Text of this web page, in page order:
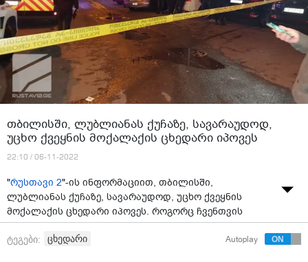
თბილისში, ლუბლიანას ქუჩაზე, სავარაუდოდ,
უცხო ქვეყნის მოქალაქის ცხედარი იპოვეს
22:10 / 06-11-2022
"რუსთავი 2"-ის ინფორმაციით, თბილისში,
ლუბლიანას ქუჩაზე, სავარაუდოდ, უცხო ქვეყნის
მოქალაქის ცხედარი იპოვეს. როგორც ჩვენთვის
ხდება ცნობილი, გარდაცვალება, სავარაუდოდ,
ნარკოტიკული ნივთიერების ზედოზირებამ გამოიწვია.
ტეგები: ცხედარი Autoplay